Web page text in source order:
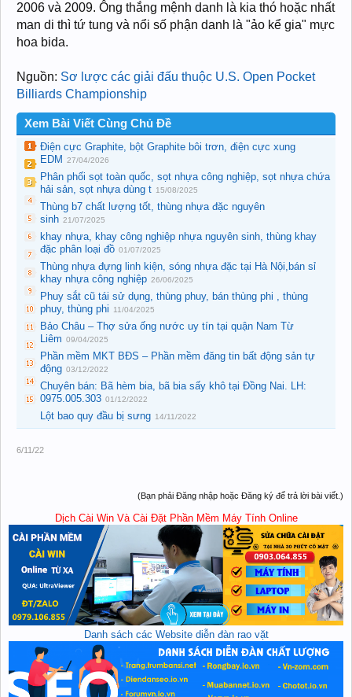
2006 và 2009. Ông thắng mệnh danh là kia thó hoặc nhất
man di thì tứ tung và nổi số phận danh là "ảo kể gia" mực
hoa bida.
Nguồn: Sơ lược các giải đấu thuộc U.S. Open Pocket
Billiards Championship
Xem Bài Viết Cùng Chủ Đề
Điện cực Graphite, bột Graphite bôi trơn, điện cực xung
EDM
27/04/2026
Phân phối sọt toàn quốc, sọt nhựa công nghiệp, sọt nhựa chứa
hải sản, sọt nhựa dùng t 15/08/2025
Thùng b7 chất lượng tốt, thùng nhựa đặc nguyên
sinh 21/07/2025
khay nhựa, khay công nghiệp nhựa nguyên sinh, thùng khay
đặc phân loại đồ 01/07/2025
Thùng nhựa đựng linh kiện, sóng nhựa đặc tại Hà Nội,bán sỉ
khay nhựa công nghiệp 26/06/2025
Phuy sắt cũ tái sử dụng, thùng phuy, bán thùng phi , thùng
phuy, thùng phi
11/04/2025
Bảo Châu – Thợ sửa ống nước uy tín tại quận Nam Từ
Liêm 09/04/2025
Phần mềm MKT BĐS – Phần mềm đăng tin bất động sản tự
động 03/12/2022
Chuyên bán: Bã hèm bia, bã bia sấy khô tại Đồng Nai. LH:
0975.005.303 01/12/2022
Lột bao quy đầu bị sưng 14/11/2022
6/11/22
(Bạn phải Đăng nhập hoặc Đăng ký để trả lời bài viết.)
Dịch Cài Win Và Cài Đặt Phần Mềm Máy Tính Online
Danh sách các Website diễn đàn rao vặt